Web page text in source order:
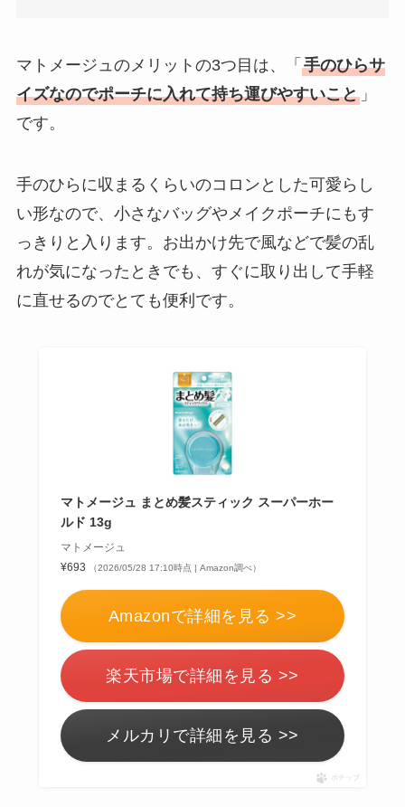
マトメージュのメリットの3つ目は、「 手のひらサ
イズなのでポーチに入れて持ち運びやすいこと」
です。
手のひらに収まるくらいのコロンとした可愛らし
い形なので、小さなバッグやメイクポーチにもす
っきりと入ります。お出かけ先で風などで髪の乱
れが気になったときでも、すぐに取り出して手軽
に直せるのでとても便利です。
マトメージュ まとめ髪スティック スーパーホー
ルド 13g
マトメージュ
¥693
（2026/05/28 17:10時点 | Amazon調べ）
Amazonで詳細を見る >>
楽天市場で詳細を見る >>
メルカリで詳細を見る >>
ポチップ